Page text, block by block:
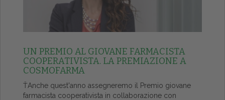
UN PREMIO AL GIOVANE FARMACISTA
COOPERATIVISTA. LA PREMIAZIONE A
COSMOFARMA
ŤAnche quest'anno assegneremo il Premio giovane
farmacista cooperativista in collaborazione con